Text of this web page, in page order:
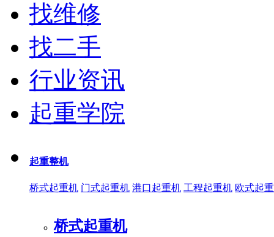
找维修
找二手
行业资讯
起重学院
起重整机
桥式起重机 门式起重机 港口起重机 工程起重机 欧式起
桥式起重机